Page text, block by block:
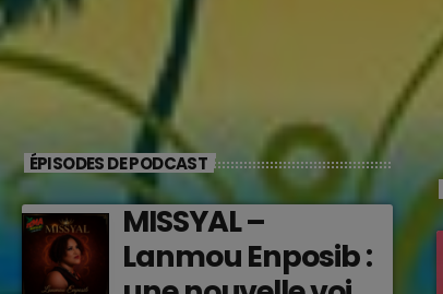
ÉPISODES DE PODCAST
MISSYAL –
Lanmou Enposib :